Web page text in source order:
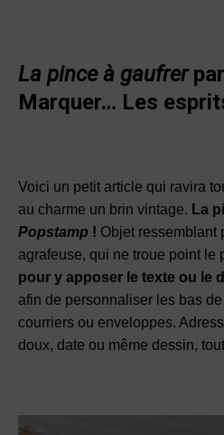
La pince à gaufrer
Marquer… Les
Voici un petit article qui ravira
au charme un brin vintage. La
Popstamp ! Objet ressemblant
agrafeuse, qui ne troue point le
pour y apposer le texte ou le
afin de personnaliser les bas
courriers ou enveloppes.
doux, date ou même dessin,